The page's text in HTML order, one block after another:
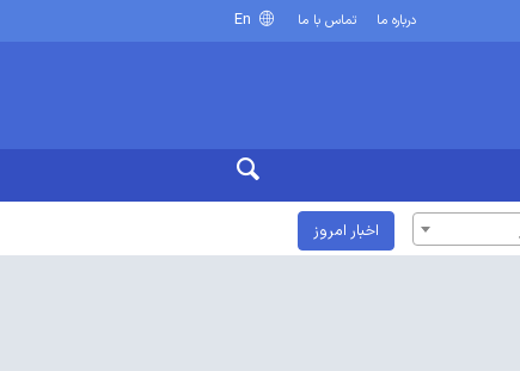
درباره ما تماس با ما
اخبار امروز